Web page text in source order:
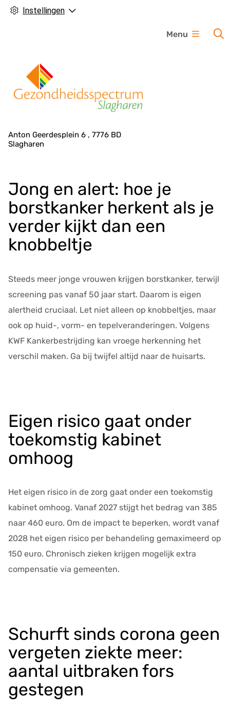
Instellingen
Menu
A
d
s
g
e
g
e
v
n
s
Anton Geerdesplein 6
7776 BD
Slagharen
Jong en alert: hoe je
borstkanker herkent als je
verder kijkt dan een
knobbeltje
Steeds meer jonge vrouwen krijgen borstkanker, terwijl
screening pas vanaf 50 jaar start. Daarom is eigen
alertheid cruciaal. Let niet alleen op knobbeltjes, maar
ook op huid-, vorm- en tepelveranderingen. Volgens
KWF Kankerbestrijding kan vroege herkenning het
verschil maken. Ga bij twijfel altijd naar de huisarts.
Eigen risico gaat onder
toekomstig kabinet
omhoog
Het eigen risico in de zorg gaat onder een toekomstig
kabinet omhoog. Vanaf 2027 stijgt het bedrag van 385
naar 460 euro. Om de impact te beperken, wordt vanaf
2028 het eigen risico per behandeling gemaximeerd op
150 euro. Chronisch zieken krijgen mogelijk extra
compensatie via gemeenten.
Schurft sinds corona geen
vergeten ziekte meer:
aantal uitbraken fors
gestegen